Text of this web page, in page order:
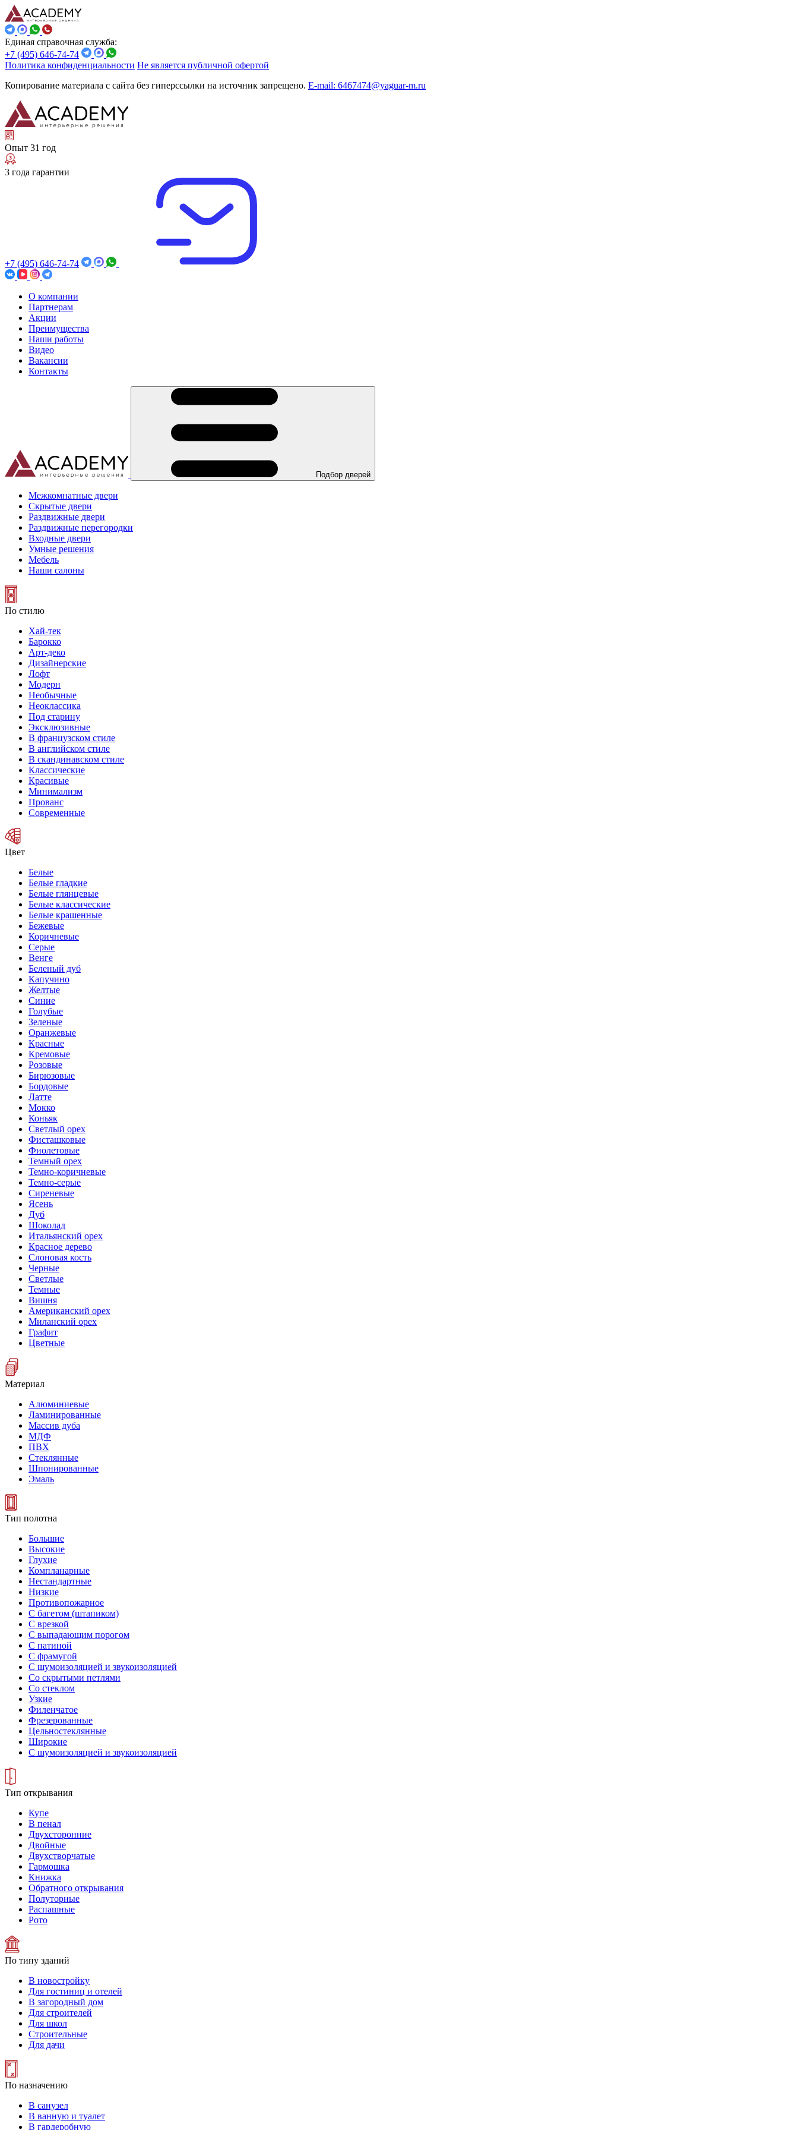
Единая справочная служба:
+7 (495) 646-74-74
Политика конфиденциальности Не является публичной офертой
Копирование материала с сайта без гиперссылки на источник запрещено. E-mail: 6467474@yaguar-m.ru
Опыт 31 год
3 года гарантии
+7 (495) 646-74-74
О компании
Партнерам
Акции
Преимущества
Наши работы
Видео
Вакансии
Контакты
Подбор дверей
Межкомнатные двери
Скрытые двери
Раздвижные двери
Раздвижные перегородки
Входные двери
Умные решения
Мебель
Наши салоны
По стилю
Хай-тек
Барокко
Арт-деко
Дизайнерские
Лофт
Модерн
Необычные
Неоклассика
Под старину
Эксклюзивные
В французском стиле
В английском стиле
В скандинавском стиле
Классические
Красивые
Минимализм
Прованс
Современные
Цвет
Белые
Белые гладкие
Белые глянцевые
Белые классические
Белые крашенные
Бежевые
Коричневые
Серые
Венге
Беленый дуб
Капучино
Желтые
Синие
Голубые
Зеленые
Оранжевые
Красные
Кремовые
Розовые
Бирюзовые
Бордовые
Латте
Мокко
Коньяк
Светлый орех
Фисташковые
Фиолетовые
Темный орех
Темно-коричневые
Темно-серые
Сиреневые
Ясень
Дуб
Шоколад
Итальянский орех
Красное дерево
Слоновая кость
Черные
Светлые
Темные
Вишня
Американский орех
Миланский орех
Графит
Цветные
Материал
Алюминиевые
Ламинированные
Массив дуба
МДФ
ПВХ
Стеклянные
Шпонированные
Эмаль
Тип полотна
Большие
Высокие
Глухие
Компланарные
Нестандартные
Низкие
Противопожарное
С багетом (штапиком)
С врезкой
С выпадающим порогом
С патиной
С фрамугой
С шумоизоляцией и звукоизоляцией
Со скрытыми петлями
Со стеклом
Узкие
Филенчатое
Фрезерованные
Цельностеклянные
Широкие
С шумоизоляцией и звукоизоляцией
Тип открывания
Купе
В пенал
Двухсторонние
Двойные
Двухстворчатые
Гармошка
Книжка
Обратного открывания
Полуторные
Распашные
Рото
По типу зданий
В новостройку
Для гостиниц и отелей
В загородный дом
Для строителей
Для школ
Строительные
Для дачи
По назначению
В санузел
В ванную и туалет
В гардеробную